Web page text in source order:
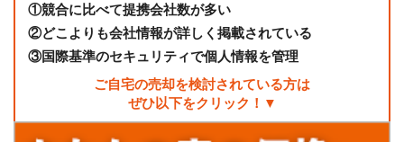
①競合に比べて提携会社数が多い
②どこよりも会社情報が詳しく掲載されている
③国際基準のセキュリティで個人情報を管理
ご自宅の売却を検討されている方は
ぜひ以下をクリック！▼